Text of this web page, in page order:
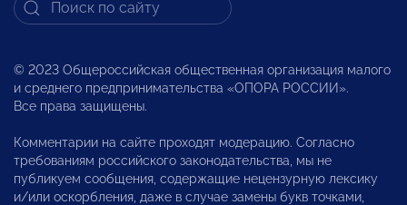
© 2023 Общероссийская общественная организация малого
и среднего предпринимательства «ОПОРА РОССИИ».
Все права защищены.
Комментарии на сайте проходят модерацию. Согласно
требованиям российского законодательства, мы не
публикуем сообщения, содержащие нецензурную лексику
и/или оскорбления, даже в случае замены букв точками,